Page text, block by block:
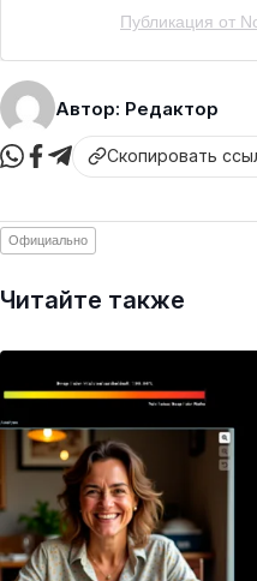
Публикация от
Автор: Редактор
Скопировать
Официально
Читайте также